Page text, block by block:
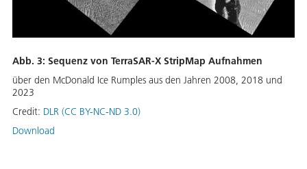
Abb. 3: Sequenz von TerraSAR-X StripMap Aufnahmen
über den McDonald Ice Rumples aus den Jahren 2008, 2018 und
2023
Credit: DLR (CC BY-NC-ND 3.0)
Download